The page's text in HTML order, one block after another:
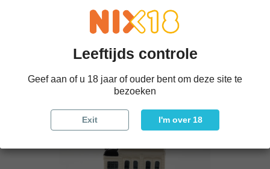
KLM Huisje 50
Leeftijds controle
Geef aan of u 18 jaar of ouder bent om deze site te
bezoeken
Exit I'm over 18